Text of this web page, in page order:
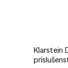
Klarstein